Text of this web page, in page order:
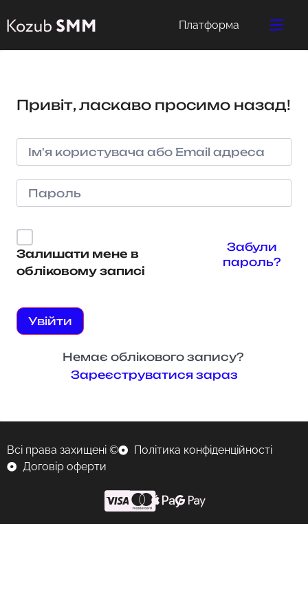
Платформа
Привіт, ласкаво просимо назад!
Залишати мене в
обліковому записі
Забули
пароль?
Увійти
Немає облікового запису?
Зареєструватися зараз
Всі права захищені ©
Політика конфіденційності
Договір оферти